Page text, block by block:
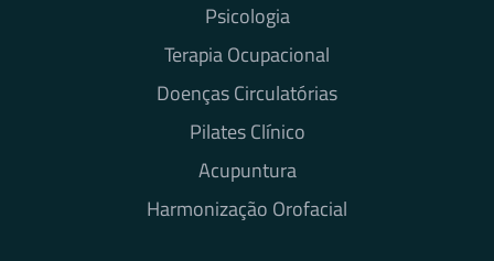
Psicologia
Terapia Ocupacional
Doenças Circulatórias
Pilates Clínico
Acupuntura
Harmonização Orofacial